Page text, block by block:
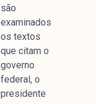
são
examinados
os textos
que citam o
governo
federal, o
presidente